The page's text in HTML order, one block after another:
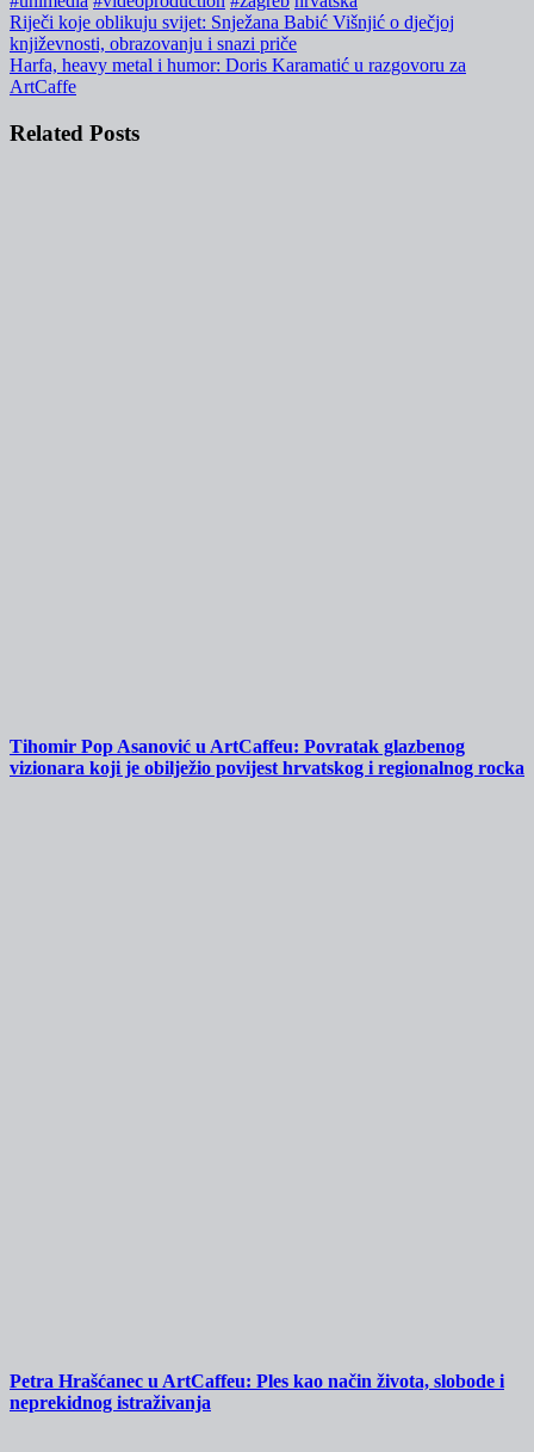
Navigacija
objava
Riječi koje oblikuju svijet: Snježana Babić Višnjić o dječjoj
književnosti, obrazovanju i snazi priče
Harfa, heavy metal i humor: Doris Karamatić u razgovoru za
ArtCaffe
Related Posts
Tihomir Pop Asanović u ArtCaffeu: Povratak glazbenog
vizionara koji je obilježio povijest hrvatskog i regionalnog rocka
Petra Hrašćanec u ArtCaffeu: Ples kao način života, slobode i
neprekidnog istraživanja